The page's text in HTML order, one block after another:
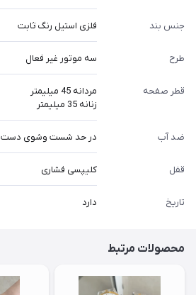
جنس بند فلزی استیل رنگ ثابت
طرح سه موتور غیر فعال
قطر صفحه
مردانه 45 میلیمتر
زنانه 35 میلیمتر
ضد آب در حد شست وشوی دست
قفل کلیپسی فشاری
تاریخ دارد
محصولات مرتبط